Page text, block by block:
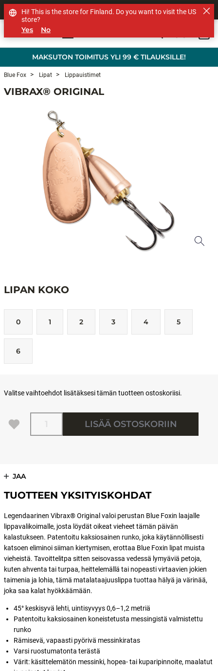
MAKSUTON TOIMITUS YLI 99 € TILAUKSILLE!
MUUT TUOTEMERKIT
Blue Fox Lipat Lippauistimet
VIBRAX® ORIGINAL
LIPAN KOKO
0 1 2 3 4 5
6
Valitse vaihtoehdot lisätäksesi tämän tuotteen ostoskoriisi.
Määrä
LISÄÄ OSTOSKORIIN
JAA
TUOTTEEN YKSITYISKOHDAT
Legendaarinen Vibrax® Original valoi perustan Blue Foxin laajalle
lippavalikoimalle, josta löydät oikeat vieheet tämän päivän
kalastukseen. Patentoitu kaksiosainen runko, joka käytännöllisesti
katsoen eliminoi siiman kiertymisen, erottaa Blue Foxin lipat muista
vieheistä. Tavoittelitpa sitten seisovassa vedessä lymyäviä petoja,
kuten ahventa tai turpaa, heittelemällä tai nopeasti virtaavien jokien
taimenia ja lohia, tämä matalataajuuslippa tuottaa hälyä ja värinää,
joka saa kalat hyökkäämään.
45° keskisyvä lehti, uintisyvyys 0,6–1,2 metriä
Patentoitu kaksiosainen koneistetusta messingistä valmistettu
runko
Rämisevä, vapaasti pyörivä messinkiratas
Varsi ruostumatonta terästä
Värit: käsittelemätön messinki, hopea- tai kuparipinnoite, maalatut
Hi! This is the store for Finland. Do you want to visit the US
store?
Yes No